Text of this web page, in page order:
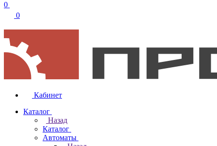
0
0
Кабинет
Каталог
Назад
Каталог
Автоматы